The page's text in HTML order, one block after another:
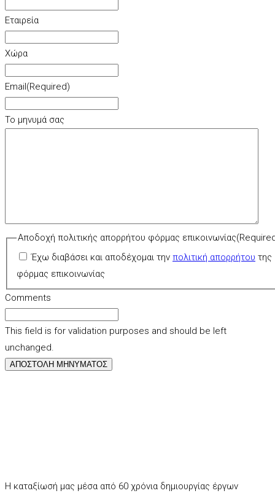
Εταιρεία
Χώρα
Email(Required)
Το μηνυμά σας
Αποδοχή πολιτικής απορρήτου φόρμας επικοινωνίας
Έχω διαβάσει και αποδέχομαι την πολιτική απορρήτου της
φόρμας επικοινωνίας
Comments
This field is for validation purposes and should be left
unchanged.
ΑΠΟΣΤΟΛΗ ΜΗΝΥΜΑΤΟΣ
Η καταξίωσή μας μέσα από 60 χρόνια δημιουργίας έργων